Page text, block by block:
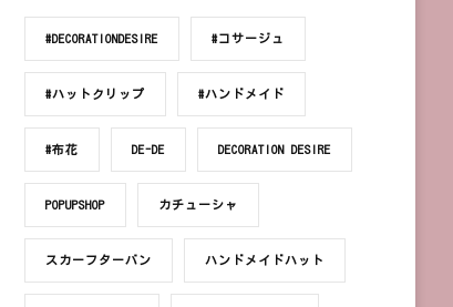
#DECORATIONDESIRE #コサージュ
#ハットクリップ #ハンドメイド
#布花 DE-DE DECORATION DESIRE
POPUPSHOP カチューシャ
スカーフターバン ハンドメイドハット